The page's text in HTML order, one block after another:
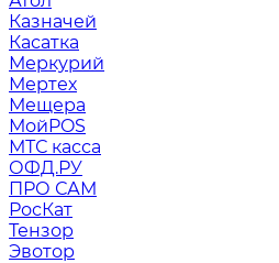
Казначей
Касатка
Меркурий
Мертех
Мещера
МойPOS
МТС касса
ОФД.РУ
ПРО САМ
РосКат
Тензор
Эвотор